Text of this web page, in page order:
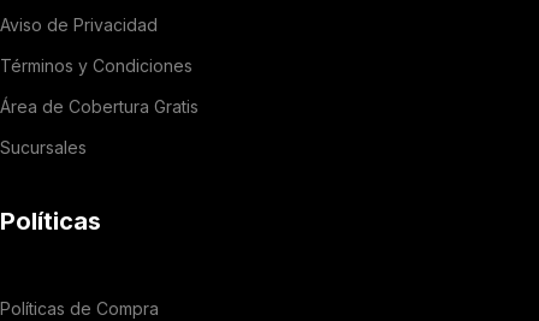
Aviso de Privacidad
Términos y Condiciones
Área de Cobertura Gratis
Sucursales
Políticas
Políticas de Compra